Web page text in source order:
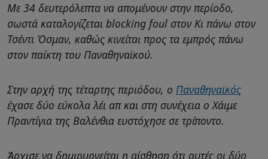
Με 34 δευτερόλεπτα να απομένουν στην περίοδο,
σωστά καταλογίζεται blocking foul στον Κι πάνω στον
Τσέντι Όσμαν, καθώς κινείται προς τα εμπρός πάνω
στον παίκτη του Παναθηναϊκού.
Στην αρχή της τέταρτης περιόδου, ο Παναθηναϊκός
έχασε δύο εύκολα λέι απ και στη συνέχεια ο Χάιμε
Πραντίγια της Βαλένθια ευστόχησε σε τρίποντο.
Άρχισε να δημιουργείται η αίσθηση ότι αυτές οι δύο